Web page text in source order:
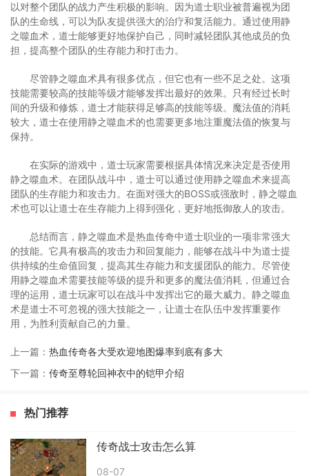
以对整个团队的战力产生积极的影响。因为道士职业被普遍视为团
队的生命线，可以为队友提供强大的治疗和复活能力。通过使用静
之噬血术，道士能够更好地保护自己，同时减轻团队其他成员的负
担，提高整个团队的生存能力和打击力。
尽管静之噬血术具有很多优点，但它也有一些不足之处。这项
技能需要较高的技能等级才能够发挥出最好的效果。只有经过长时
间的升级和修炼，道士才能获得足够高的技能等级。魔法值的消耗
较大，道士在使用静之噬血术的也需要更多地注重魔法值的恢复与
保持。
在实际的游戏中，道士玩家需要根据具体情况来决定是否使用
静之噬血术。在团队战斗中，道士可以通过使用静之噬血术来提高
团队的生存能力和攻击力。在面对强大的BOSS或强敌时，静之噬血
术也可以让道士在生存能力上得到强化，更好地抵御敌人的攻击。
总结而言，静之噬血术是热血传奇中道士职业的一项非常强大
的技能。它具有极高的攻击力和回复能力，能够在战斗中为道士提
供持续的生命值回复，提高其生存能力和支援团队的能力。尽管使
用静之噬血术需要技能等级的提升和更多的魔法值消耗，但通过合
理的运用，道士玩家可以在战斗中发挥出它的最大威力。静之噬血
术是道士不可忽视的强大技能之一，让道士在队伍中发挥重要作
用，为胜利贡献自己的力量。
上一篇： 热血传奇各大受欢迎地图爆率到底有多大
下一篇： 传奇至尊轮回神衣中的铠甲介绍
热门推荐
传奇战士攻击怎么算
08-07